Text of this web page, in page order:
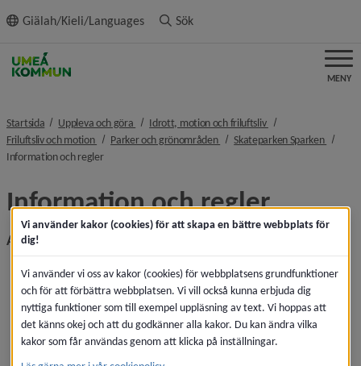
innehållet
Giälah/Kieli/Languages Sök
MENY
Startsida Uppleva och göra nivå i brödsmulenavigeringen
Idrott, motion och friluftsliv nivå i
Friluftsliv och motion nivå i brödsmulenavigeringen
Parker och grönområden nivå i brödsmulenavigeringen
Skateparken Sparken nivå i
Information och reglernivå i brödsmulenavigeringen
Information och regler
Allmän information
All åkning sker på egen risk.
Publik och vilande åkare ska uppehålla sig utanför
åkytorna.
BMX- och kickbikeåkare bör vara extra aktsamma.
Kickbikes har tidigare varit förbjudna i Sparken. Nu vill
Vi använder kakor (cookies) för att skapa en bättre webbplats för
dig!
Vi använder vi oss av kakor (cookies) för webbplatsens grundfunktioner
och för att förbättra webbplatsen. Vi vill också kunna erbjuda dig
nyttiga funktioner som till exempel uppläsning av text. Vi hoppas att
det känns okej och att du godkänner alla kakor. Du kan ändra vilka
kakor som får användas genom att klicka på inställningar.